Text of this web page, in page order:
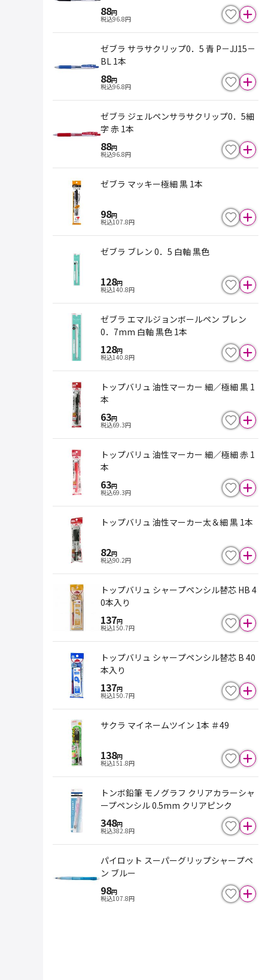
88円
税込96.8円
ゼブラ サラサクリップ0．5 青 P－JJ15－
BL 1本
88円
税込96.8円
ゼブラ ジェルペンサラサクリップ0．5細
字 赤 1本
88円
税込96.8円
ゼブラ マッキー極細 黒 1本
98円
税込107.8円
ゼブラ ブレン 0．5 白軸 黒色
128円
税込140.8円
ゼブラ エマルジョンボールペン ブレン
0．7mm 白軸 黒色 1本
128円
税込140.8円
トップバリュ 油性マーカー 細／極細 黒 1
本
63円
税込69.3円
トップバリュ 油性マーカー 細／極細 赤 1
本
63円
税込69.3円
トップバリュ 油性マーカー太＆細 黒 1本
82円
税込90.2円
トップバリュ シャープペンシル替芯 HB 4
0本入り
137円
税込150.7円
トップバリュ シャープペンシル替芯 B 40
本入り
137円
税込150.7円
サクラ マイネームツイン 1本 ＃49
138円
税込151.8円
トンボ鉛筆 モノグラフ クリアカラーシャ
ープペンシル 0.5mm クリアピンク
348円
税込382.8円
パイロット スーパーグリップシャープペ
ン ブルー
98円
税込107.8円